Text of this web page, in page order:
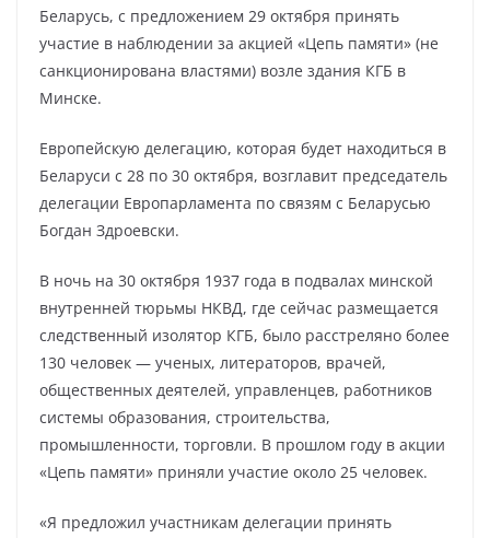
Беларусь, с предложением 29 октября принять
участие в наблюдении за акцией «Цепь памяти» (не
санкционирована властями) возле здания КГБ в
Минске.
Европейскую делегацию, которая будет находиться в
Беларуси с 28 по 30 октября, возглавит председатель
делегации Европарламента по связям с Беларусью
Богдан Здроевски.
В ночь на 30 октября 1937 года в подвалах минской
внутренней тюрьмы НКВД, где сейчас размещается
следственный изолятор КГБ, было расстреляно более
130 человек — ученых, литераторов, врачей,
общественных деятелей, управленцев, работников
системы образования, строительства,
промышленности, торговли. В прошлом году в акции
«Цепь памяти» приняли участие около 25 человек.
«Я предложил участникам делегации принять